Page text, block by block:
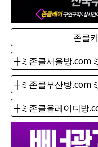
존클